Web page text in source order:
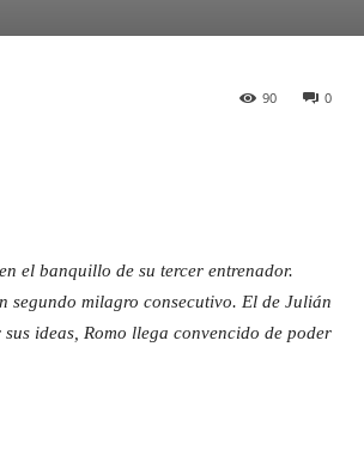
0
90
el banquillo de su tercer entrenador.
milagro consecutivo. El de Julián
ideas, Romo llega convencido de poder